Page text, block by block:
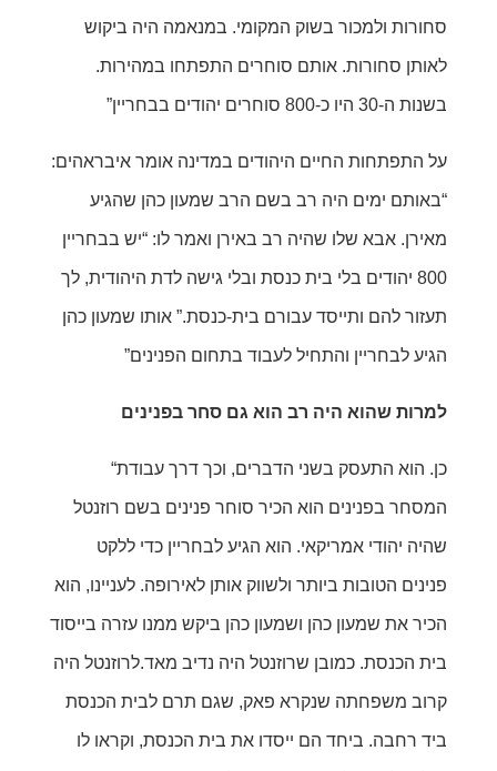
סחורות ולמכור בשוק המקומי. במנאמה היה ביקוש
לאותן סחורות. אותם סוחרים התפתחו במהירות.
בשנות ה-30 היו כ-800 סוחרים יהודים בבחריין” ן
על התפתחות החיים היהודים במדינה אומר איבראהים:
“באותם ימים היה רב בשם הרב שמעון כהן שהגיע
מאירן. אבא שלו שהיה רב באירן ואמר לו: “יש בבחריין
800 יהודים בלי בית כנסת ובלי גישה לדת היהודית, לך
תעזור להם ותייסד עבורם בית-כנסת.” אותו שמעון כהן
הגיע לבחריין והתחיל לעבוד בתחום הפנינים”ם
למרות שהוא היה רב הוא גם סחר בפנינים
“כן. הוא התעסק בשני הדברים, וכך דרך עבודת
המסחר בפנינים הוא הכיר סוחר פנינים בשם רוזנטל
שהיה יהודי אמריקאי. הוא הגיע לבחריין כדי ללקט
פנינים הטובות ביותר ולשווק אותן לאירופה. לעניינו, הוא
הכיר את שמעון כהן ושמעון כהן ביקש ממנו עזרה בייסוד
בית הכנסת. כמובן שרוזנטל היה נדיב מאד.לרוזנטל היה
קרוב משפחתה שנקרא פאק, שגם תרם לבית הכנסת
ביד רחבה. ביחד הם ייסדו את בית הכנסת, וקראו לו